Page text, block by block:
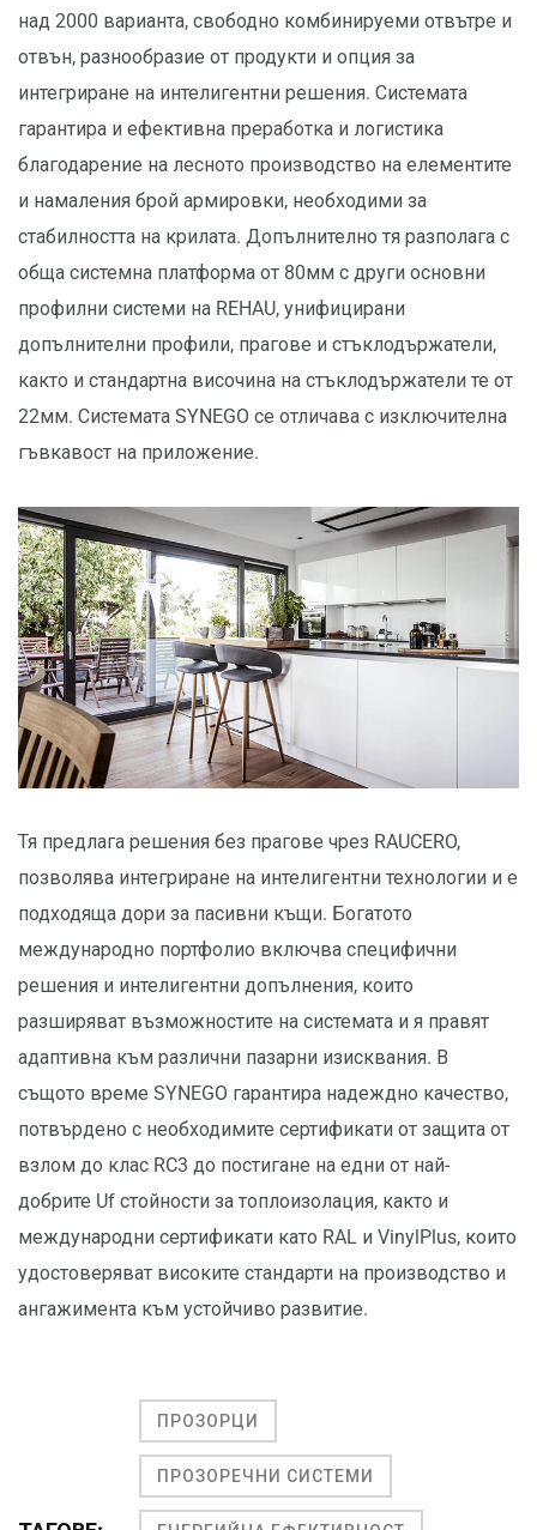
над 2000 варианта, свободно комбинируеми отвътре и
отвън, разнообразие от продукти и опция за
интегриране на интелигентни решения. Системата
гарантира и ефективна преработка и логистика
благодарение на лесното производство на елементите
и намаления брой армировки, необходими за
стабилността на крилата. Допълнително тя разполага с
обща системна платформа от 80мм с други основни
профилни системи на REHAU, унифицирани
допълнителни профили, прагове и стъклодържатели,
както и стандартна височина на стъклодържатели те от
22мм. Системата SYNEGO се отличава с изключителна
гъвкавост на приложение.
Тя предлага решения без прагове чрез RAUCERO,
позволява интегриране на интелигентни технологии и е
подходяща дори за пасивни къщи. Богатото
международно портфолио включва специфични
решения и интелигентни допълнения, които
разширяват възможностите на системата и я правят
адаптивна към различни пазарни изисквания. В
същото време SYNEGO гарантира надеждно качество,
потвърдено с необходимите сертификати от защита от
взлом до клас RC3 до постигане на едни от най-
добрите Uf стойности за топлоизолация, както и
международни сертификати като RAL и VinylPlus, които
удостоверяват високите стандарти на производство и
ангажимента към устойчиво развитие.
ПРОЗОРЦИ
ПРОЗОРЕЧНИ СИСТЕМИ